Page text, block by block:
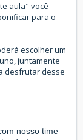
aula" você
para o
escolher um
juntamente
desfrutar desse
nosso time